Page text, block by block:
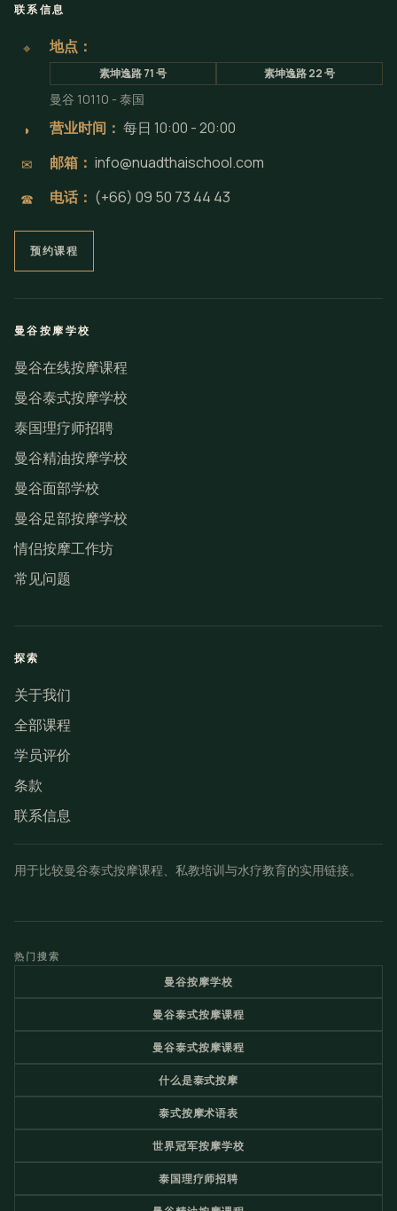
联系信息
⌖ 地点：
素坤逸路 71 号 素坤逸路 22 号
曼谷 10110 - 泰国
◗ 营业时间： 每日 10:00 - 20:00
✉ 邮箱： info@nuadthaischool.com
☎ 电话： (+66) 09 50 73 44 43
预约课程
曼谷按摩学校
曼谷在线按摩课程
曼谷泰式按摩学校
泰国理疗师招聘
曼谷精油按摩学校
曼谷面部学校
曼谷足部按摩学校
情侣按摩工作坊
常见问题
探索
关于我们
全部课程
学员评价
条款
联系信息
用于比较曼谷泰式按摩课程、私教培训与水疗教育的实用链接。
热门搜索
曼谷按摩学校
曼谷泰式按摩课程
曼谷泰式按摩课程
什么是泰式按摩
泰式按摩术语表
世界冠军按摩学校
泰国理疗师招聘